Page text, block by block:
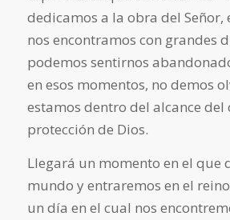
dedicamos a la obra del Señor,
nos encontramos con grandes
podemos sentirnos
en esos momentos, no demos
estamos dentro del alcance
protección de Dios.
Llegará un momento en el que
mundo y entraremos en el
un día en el cual nos